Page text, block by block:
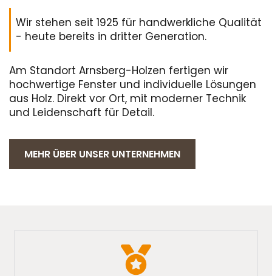
Wir stehen seit 1925 für handwerkliche Qualität
- heute bereits in dritter Generation.
Am Standort Arnsberg-Holzen fertigen wir
hochwertige Fenster und individuelle Lösungen
aus Holz. Direkt vor Ort, mit moderner Technik
und Leidenschaft für Detail.
MEHR ÜBER UNSER UNTERNEHMEN
